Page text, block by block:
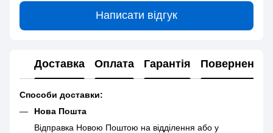
Написати відгук
Доставка Оплата Гарантія Повернення
Способи доставки:
Нова Пошта
Відправка Новою Поштою на відділення або у